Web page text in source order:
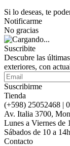
Si lo deseas, te
Notificarme
No gracias
Suscribite
Descubre las
exteriores, con
Suscribirme
Tienda
(+598) 25052468 |
Av. Italia 3700,
Lunes a Viernes de
Sábados de 10 a
Contacto